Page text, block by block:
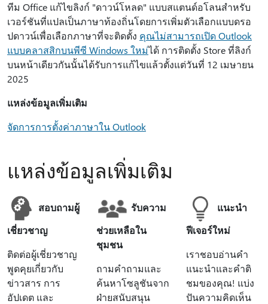
ทีม Office แก้ไขลิงก์ "ดาวน์โหลด" แบบสแตนด์อโลนสําหรับ
เวอร์ชันที่แปลเป็นภาษาท้องถิ่นโดยการเพิ่มตัวเลือกแบบดรอ
ปดาวน์เพื่อเลือกภาษาที่จะติดตั้ง คุณไม่สามารถเปิด Outlook
แบบคลาสสิกบนพีซี Windows ใหม่ได้ การติดตั้ง Store ที่ลิงก์
บนหน้าเดียวกันนั้นได้รับการแก้ไขแล้วตั้งแต่วันที่ 12 เมษายน
2025
แหล่งข้อมูลเพิ่มเติม
จัดการการตั้งค่าภาษาใน Outlook
แหล่งข้อมูลเพิ่มเติม
สอบถามผู้
เชี่ยวชาญ
ติดต่อผู้เชี่ยวชาญ
พูดคุยเกี่ยวกับ
ข่าวสาร การ
อัปเดต และ
รับความ
ช่วยเหลือใน
ชุมชน
ถามคำถามและ
ค้นหาโซลูชันจาก
ฝ่ายสนับสนุน
แนะนํา
ฟีเจอร์ใหม่
เราชอบอ่านคำ
แนะนำและคำติ
ชมของคุณ! แบ่ง
ปันความคิดเห็น